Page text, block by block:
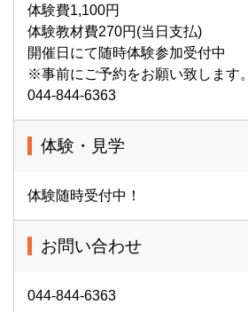
体験費1,100円
体験教材費270円(当日支払)
開催日にて随時体験参加受付中
※事前にご予約をお願い致します。
044-844-6363
体験・見学
体験随時受付中！
お問い合わせ
044-844-6363